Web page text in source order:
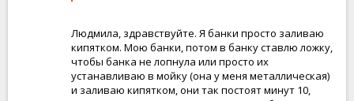
Людмила, здравствуйте. Я банки просто заливаю
кипятком. Мою банки, потом в банку ставлю ложку,
чтобы банка не лопнула или просто их
устанавливаю в мойку (она у меня металлическая)
и заливаю кипятком, они так постоят минут 10,